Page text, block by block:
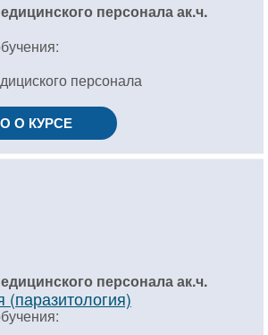
персонала ак.ч.
персонала
О КУРСЕ
персонала ак.ч.